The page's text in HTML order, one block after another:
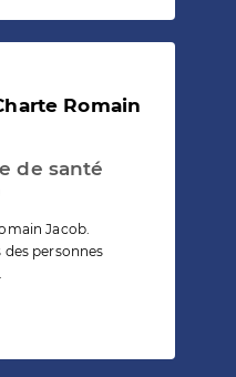
Romain
de santé
Jacob.
des personnes